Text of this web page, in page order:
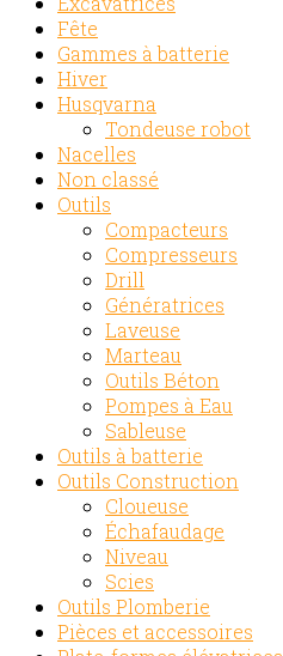
Fête
Gammes à batterie
Hiver
Husqvarna
Tondeuse robot
Nacelles
Non classé
Outils
Compacteurs
Compresseurs
Drill
Génératrices
Laveuse
Marteau
Outils Béton
Pompes à Eau
Sableuse
Outils à batterie
Outils Construction
Cloueuse
Échafaudage
Niveau
Scies
Outils Plomberie
Pièces et accessoires